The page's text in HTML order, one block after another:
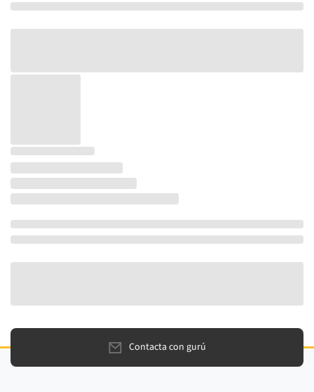
Contacta con gurú